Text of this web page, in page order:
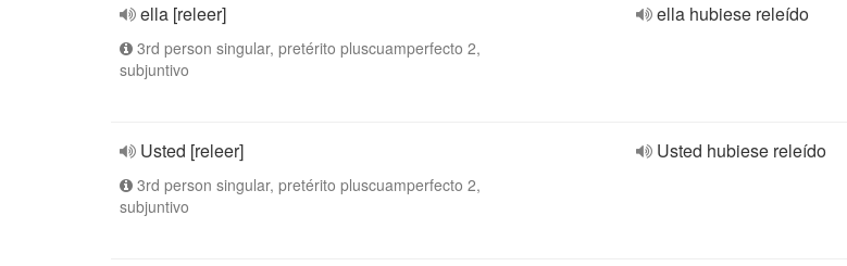
ella [releer]
3rd person singular, pretérito pluscuamperfecto 2,
subjuntivo
ella hubiese releído
Usted [releer]
3rd person singular, pretérito pluscuamperfecto 2,
subjuntivo
Usted hubiese releído